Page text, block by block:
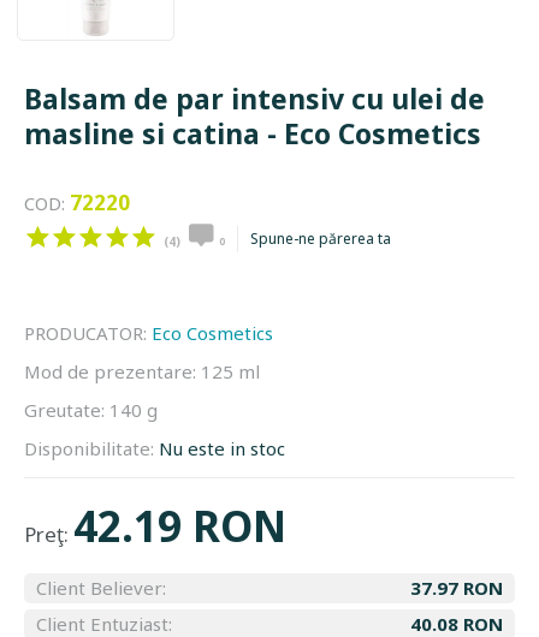
Balsam de par intensiv cu ulei de
masline si catina - Eco Cosmetics
COD: 72220
(4) 0 Spune-ne părerea ta
PRODUCATOR: Eco Cosmetics
Mod de prezentare: 125 ml
Greutate: 140 g
Disponibilitate: Nu este in stoc
Preţ: 42.19 RON
Client Believer:
37.97 RON
Client Entuziast:
40.08 RON